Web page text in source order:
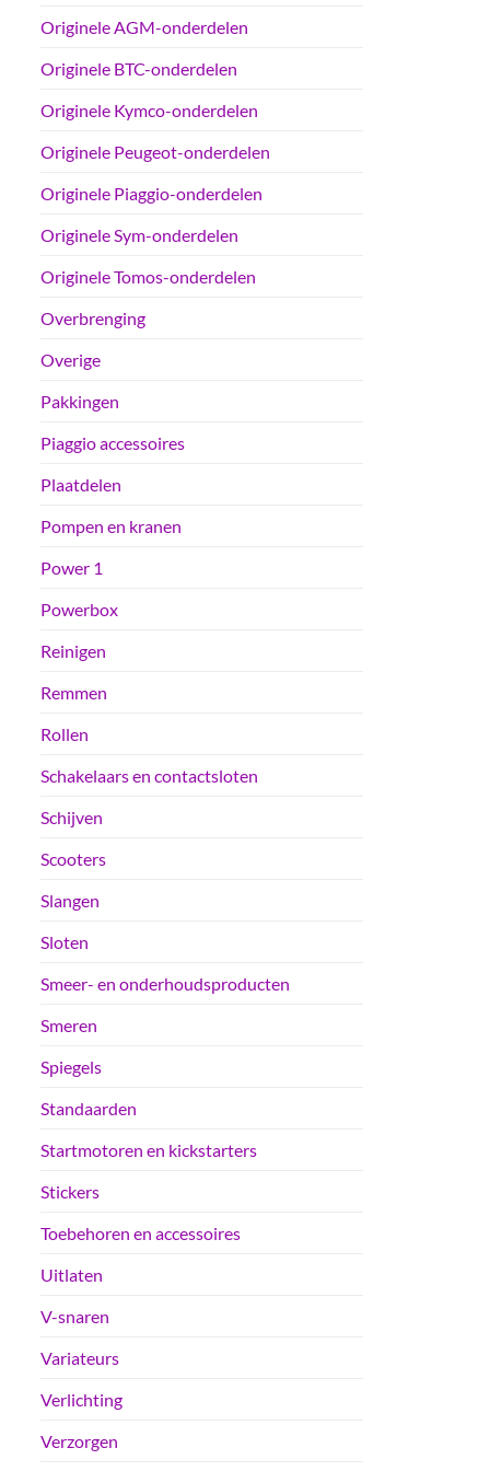
Originele AGM-onderdelen
Originele BTC-onderdelen
Originele Kymco-onderdelen
Originele Peugeot-onderdelen
Originele Piaggio-onderdelen
Originele Sym-onderdelen
Originele Tomos-onderdelen
Overbrenging
Overige
Pakkingen
Piaggio accessoires
Plaatdelen
Pompen en kranen
Power 1
Powerbox
Reinigen
Remmen
Rollen
Schakelaars en contactsloten
Schijven
Scooters
Slangen
Sloten
Smeer- en onderhoudsproducten
Smeren
Spiegels
Standaarden
Startmotoren en kickstarters
Stickers
Toebehoren en accessoires
Uitlaten
V-snaren
Variateurs
Verlichting
Verzorgen